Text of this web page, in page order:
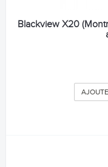
Blackview X20